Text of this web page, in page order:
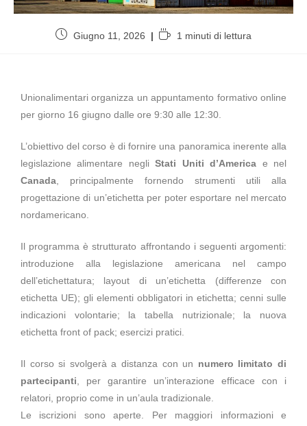
Giugno 11, 2026 1 minuti di lettura
Unionalimentari organizza un appuntamento formativo online
per giorno 16 giugno dalle ore 9:30 alle 12:30.
L’obiettivo del corso è di fornire una panoramica inerente alla
legislazione alimentare negliStati Uniti d’America e nel
Canada , principalmente fornendo strumenti utili alla
progettazione di un’etichetta per poter esportare nel mercato
nordamericano.
Il programma è strutturato affrontando i seguenti argomenti:
introduzione alla legislazione americana nel campo
dell’etichettatura; layout di un’etichetta (differenze con
etichetta UE); gli elementi obbligatori in etichetta; cenni sulle
indicazioni volontarie; la tabella nutrizionale; la nuova
etichetta front of pack; esercizi pratici.
Il corso si svolgerà a distanza con un numero limitato di
partecipanti , per garantire un’interazione efficace con i
relatori, proprio come in un’aula tradizionale.
Le iscrizioni sono aperte. Per maggiori informazioni e